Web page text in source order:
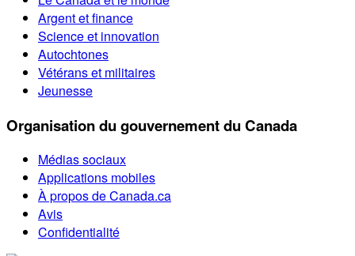
Argent et finance
Science et innovation
Autochtones
Vétérans et militaires
Jeunesse
Organisation du gouvernement du Canada
Médias sociaux
Applications mobiles
À propos de Canada.ca
Avis
Confidentialité